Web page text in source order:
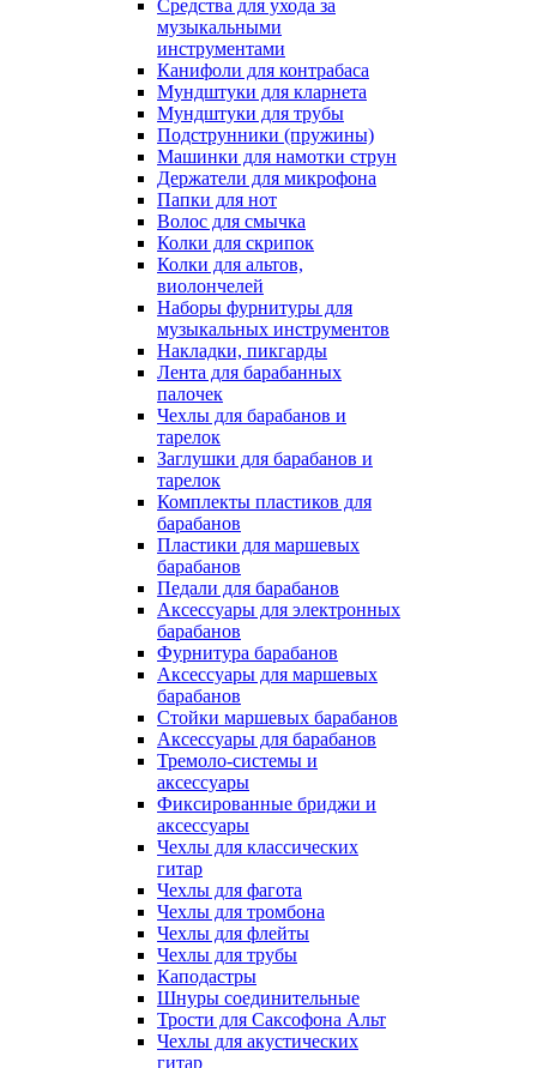
Средства для ухода за
музыкальными
инструментами
Канифоли для контрабаса
Мундштуки для кларнета
Мундштуки для трубы
Подструнники (пружины)
Машинки для намотки струн
Держатели для микрофона
Папки для нот
Волос для смычка
Колки для скрипок
Колки для альтов,
виолончелей
Наборы фурнитуры для
музыкальных инструментов
Накладки, пикгарды
Лента для барабанных
палочек
Чехлы для барабанов и
тарелок
Заглушки для барабанов и
тарелок
Комплекты пластиков для
барабанов
Пластики для маршевых
барабанов
Педали для барабанов
Аксессуары для электронных
барабанов
Фурнитура барабанов
Аксессуары для маршевых
барабанов
Стойки маршевых барабанов
Аксессуары для барабанов
Тремоло-системы и
аксессуары
Фиксированные бриджи и
аксессуары
Чехлы для классических
гитар
Чехлы для фагота
Чехлы для тромбона
Чехлы для флейты
Чехлы для трубы
Каподастры
Шнуры соединительные
Трости для Саксофона Альт
Чехлы для акустических
гитар